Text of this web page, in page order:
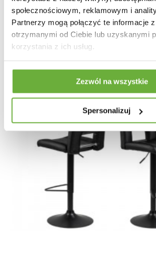
społecznościowym, reklamowym i
Partnerzy mogą połączyć te informacje
otrzymanymi od Ciebie lub uzyskanymi
korzystania z ich usług.
Zezwól na wszystkie
Spersonalizuj